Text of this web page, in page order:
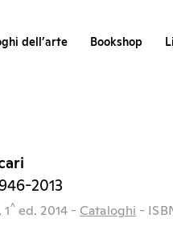
dell’arte Bookshop
2013
, 1^ ed. 2014 - Cataloghi -